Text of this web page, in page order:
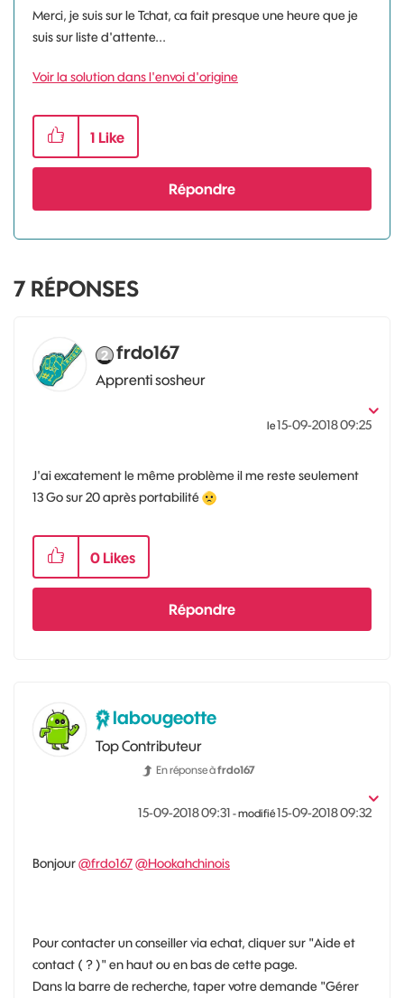
Merci, je suis sur le Tchat, ca fait presque une heure que je
suis sur liste d'attente...
Voir la solution dans l'envoi d'origine
1 Like
Répondre
7 RÉPONSES
frdo167
Apprenti sosheur
le‎15-09-201809:25
J'ai excatement le même problème il me reste seulement
13 Go sur 20 après portabilité
0 Likes
Répondre
labougeotte
Top Contributeur
En réponse àfrdo167
‎15-09-201809:31 - modifié‎15-09-201809:32
Bonjour@frdo167@Hookahchinois
Pour contacter un conseiller via echat, cliquer sur "Aide et
contact ( ? )" en haut ou en bas de cette page.
Dans la barre de recherche, taper votre demande "Gérer